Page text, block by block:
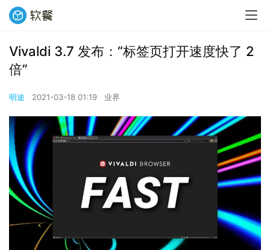
Vivaldi 3.7 发布：“标签页打开速度快了 2
倍”
明途 2021-03-18 01:19 业界